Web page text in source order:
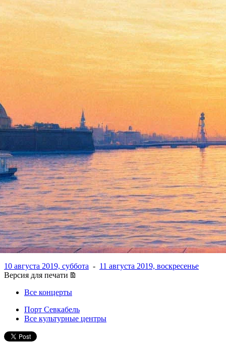
Музыкальный фестиваль
ZAVTRA: ZAZ, Ричард Бона,
Иван Дорн, Therr Maitz, Тося
Чайкина и другие
10 августа 2019, суббота - 11 августа 2019, воскресенье
Версия для печати
Все концерты
Порт Севкабель
Все культурные центры